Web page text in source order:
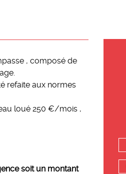
, composé de
refaite aux normes
loué 250 €/mois ,
soit un montant